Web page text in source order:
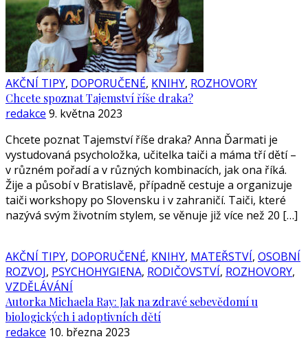
AKČNÍ TIPY, DOPORUČENÉ, KNIHY, ROZHOVORY
Chcete spoznat Tajemství říše draka?
redakce 9. května 2023
Chcete poznat Tajemství říše draka? Anna Ďarmati je
vystudovaná psycholožka, učitelka taiči a máma tří dětí –
v různém pořadí a v různých kombinacích, jak ona říká.
Žije a působí v Bratislavě, případně cestuje a organizuje
taiči workshopy po Slovensku i v zahraničí. Taiči, které
nazývá svým životním stylem, se věnuje již více než 20 […]
AKČNÍ TIPY, DOPORUČENÉ, KNIHY, MATEŘSTVÍ, OSOBNÍ
ROZVOJ, PSYCHOHYGIENA, RODIČOVSTVÍ, ROZHOVORY,
VZDĚLÁVÁNÍ
Autorka Michaela Ray: Jak na zdravé sebevědomí u
biologických i adoptivních dětí
redakce 10. března 2023